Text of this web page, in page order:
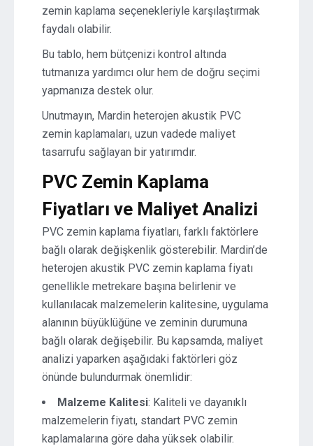
zemin kaplama seçenekleriyle karşılaştırmak
faydalı olabilir.
Bu tablo, hem bütçenizi kontrol altında
tutmanıza yardımcı olur hem de doğru seçimi
yapmanıza destek olur.
Unutmayın, Mardin heterojen akustik PVC
zemin kaplamaları, uzun vadede maliyet
tasarrufu sağlayan bir yatırımdır.
PVC Zemin Kaplama
Fiyatları ve Maliyet Analizi
PVC zemin kaplama fiyatları, farklı faktörlere
bağlı olarak değişkenlik gösterebilir. Mardin’de
heterojen akustik PVC zemin kaplama fiyatı
genellikle metrekare başına belirlenir ve
kullanılacak malzemelerin kalitesine, uygulama
alanının büyüklüğüne ve zeminin durumuna
bağlı olarak değişebilir. Bu kapsamda, maliyet
analizi yaparken aşağıdaki faktörleri göz
önünde bulundurmak önemlidir:
Malzeme Kalitesi: Kaliteli ve dayanıklı
malzemelerin fiyatı, standart PVC zemin
kaplamalarına göre daha yüksek olabilir.